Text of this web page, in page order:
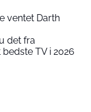
ventet Darth
det fra
TV i 2026